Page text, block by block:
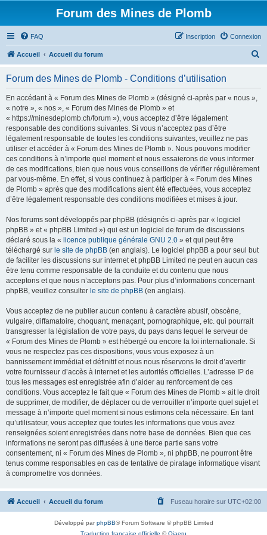
Forum des Mines de Plomb
FAQ Connexion
Inscription
Accueil Accueil du forum
Forum des Mines de Plomb - Conditions d’utilisation
En accédant à « Forum des Mines de Plomb » (désigné ci-après par « nous »,
« notre », « nos », « Forum des Mines de Plomb » et
« https://minesdeplomb.ch/forum »), vous acceptez d’être légalement
responsable des conditions suivantes. Si vous n’acceptez pas d’être
légalement responsable de toutes les conditions suivantes, veuillez ne pas
utiliser et accéder à « Forum des Mines de Plomb ». Nous pouvons modifier
ces conditions à n’importe quel moment et nous essaierons de vous informer
de ces modifications, bien que nous vous conseillons de vérifier régulièrement
par vous-même. En effet, si vous continuez à participer à « Forum des Mines
de Plomb » après que des modifications aient été effectuées, vous acceptez
d’être légalement responsable des conditions modifiées et mises à jour.
Nos forums sont développés par phpBB (désignés ci-après par « logiciel
phpBB » et « phpBB Limited ») qui est un logiciel de forum de discussions
déclaré sous la « licence publique générale GNU 2.0 » et qui peut être
téléchargé sur le site de phpBB (en anglais). Le logiciel phpBB a pour seul but
de faciliter les discussions sur internet et phpBB Limited ne peut en aucun cas
être tenu comme responsable de la conduite et du contenu que nous
acceptons et que nous n’acceptons pas. Pour plus d’informations concernant
phpBB, veuillez consulter le site de phpBB (en anglais).
Vous acceptez de ne publier aucun contenu à caractère abusif, obscène,
vulgaire, diffamatoire, choquant, menaçant, pornographique, etc. qui pourrait
transgresser la législation de votre pays, du pays dans lequel le serveur de
« Forum des Mines de Plomb » est hébergé ou encore la loi internationale. Si
vous ne respectez pas ces dispositions, vous vous exposez à un
bannissement immédiat et définitif et nous nous réservons le droit d’avertir
votre fournisseur d’accès à internet et les autorités officielles. L’adresse IP de
tous les messages est enregistrée afin d’aider au renforcement de ces
conditions. Vous acceptez le fait que « Forum des Mines de Plomb » ait le droit
de supprimer, de modifier, de déplacer ou de verrouiller n’importe quel sujet et
message à n’importe quel moment si nous estimons cela nécessaire. En tant
qu’utilisateur, vous acceptez que toutes les informations que vous avez
renseignées soient enregistrées dans notre base de données. Bien que ces
informations ne seront pas diffusées à une tierce partie sans votre
consentement, ni « Forum des Mines de Plomb », ni phpBB, ne pourront être
tenus comme responsables en cas de tentative de piratage informatique visant
à compromettre vos données.
Accueil Accueil du forum Fuseau horaire sur UTC+02:00
Développé parphpBB® Forum Software © phpBB Limited
Traduction française officielle ©Qiaeru